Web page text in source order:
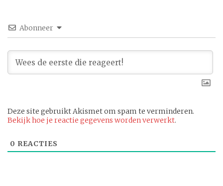
Abonneer
Deze site gebruikt Akismet om spam te verminderen.
Bekijk hoe je reactie gegevens worden verwerkt.
0 REACTIES